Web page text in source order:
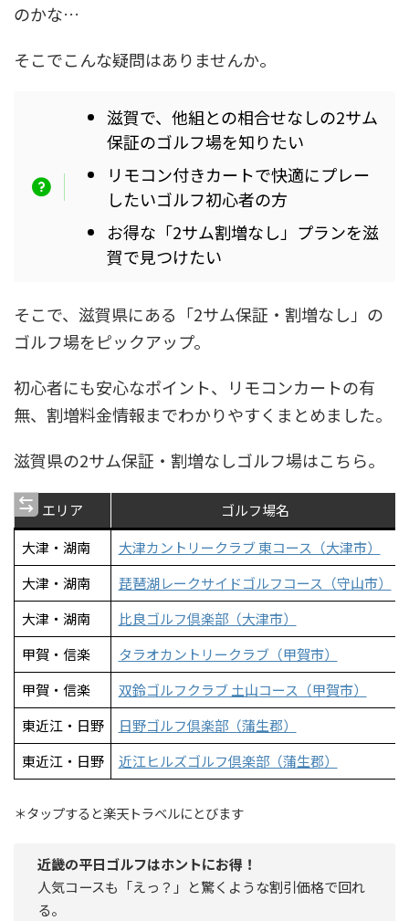
のかな…
そこでこんな疑問はありませんか。
滋賀で、他組との相合せなしの2サム
保証のゴルフ場を知りたい
リモコン付きカートで快適にプレー
したいゴルフ初心者の方
お得な「2サム割増なし」プランを滋
賀で見つけたい
そこで、滋賀県にある「2サム保証・割増なし」の
ゴルフ場をピックアップ。
初心者にも安心なポイント、リモコンカートの有
無、割増料金情報までわかりやすくまとめました。
滋賀県の2サム保証・割増なしゴルフ場はこちら。
エリア
ゴルフ場名
大津・湖南
大津カントリークラブ 東コース（大津市）
大津・湖南
琵琶湖レークサイドゴルフコース（守山市）
大津・湖南
比良ゴルフ倶楽部（大津市）
甲賀・信楽
タラオカントリークラブ（甲賀市）
甲賀・信楽
双鈴ゴルフクラブ 土山コース（甲賀市）
東近江・日野
日野ゴルフ倶楽部（蒲生郡）
東近江・日野
近江ヒルズゴルフ倶楽部（蒲生郡）
＊タップすると楽天トラベルにとびます
近畿の平日ゴルフはホントにお得！
人気コースも「えっ？」と驚くような割引価格で回れ
る。